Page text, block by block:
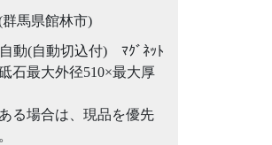
馬県館林市)
動(自動切込付) ﾏｸﾞﾈｯﾄ
最大外径510×最大厚
る場合は、現品を優先